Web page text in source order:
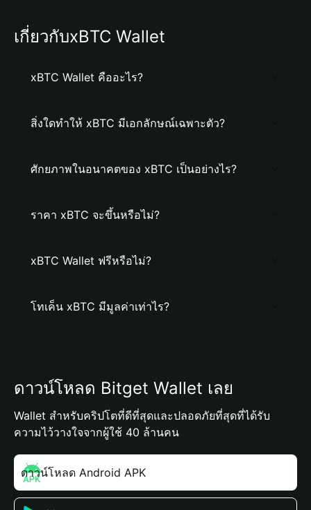
เกี่ยวกับxBTC Wallet
xBTC Wallet คืออะไร?
สิ่งใดทำให้ xBTC มีเอกลักษณ์เฉพาะตัว?
ศักยภาพในอนาคตของ xBTC เป็นอย่างไร?
ราคา xBTC จะขึ้นหรือไม่?
xBTC Wallet ฟรีหรือไม่?
โทเค็น xBTC มีมูลค่าเท่าไร?
ดาวน์โหลด Bitget Wallet เลย
Wallet สำหรับคริปโตที่ดีที่สุดและปลอดภัยที่สุดที่ได้รับ
ความไว้วางใจจากผู้ใช้ 40 ล้านคน
ดาวน์โหลด Android APK